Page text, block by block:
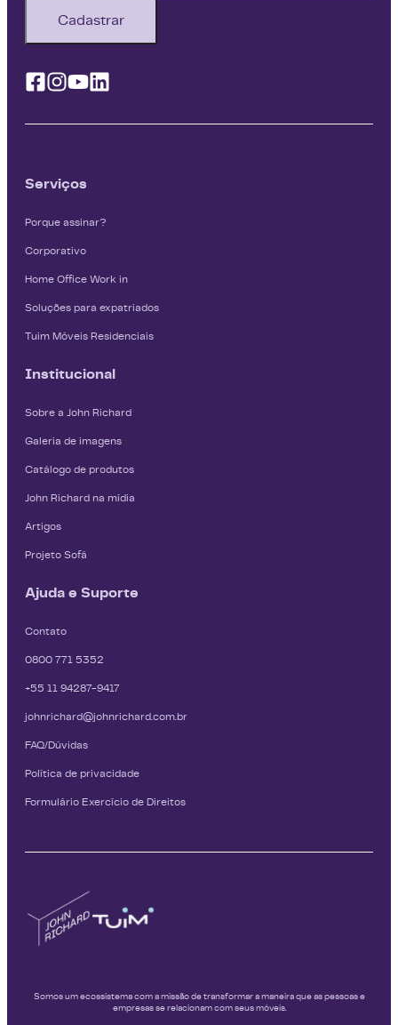
Cadastrar
Facebook
Instagram
YoutubeLinkedin
Serviços
Porque assinar?
Corporativo
Home Office Work in
Soluções para expatriados
Tuim Móveis Residenciais
Institucional
Sobre a John Richard
Galeria de imagens
Catálogo de produtos
John Richard na mídia
Artigos
Projeto Sofá
Ajuda e Suporte
Contato
0800 771 5352
+55 11 94287-9417
johnrichard@johnrichard.com.br
FAQ/Dúvidas
Política de privacidade
Formulário Exercício de Direitos
Somos um ecossistema com a missão de transformar a maneira que as pessoas e
empresas se relacionam com seus móveis.